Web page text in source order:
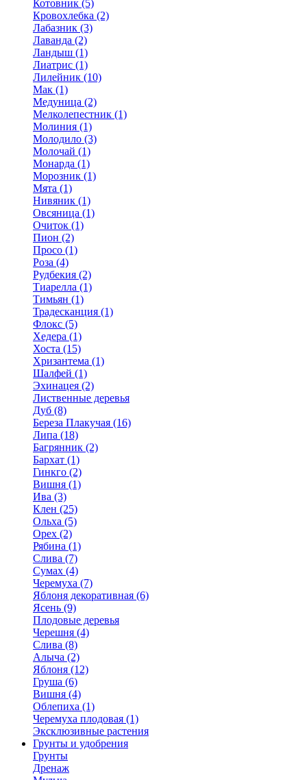
Котовник (5)
Кровохлебка (2)
Лабазник (3)
Лаванда (2)
Ландыш (1)
Лиатрис (1)
Лилейник (10)
Мак (1)
Медуница (2)
Мелколепестник (1)
Молиния (1)
Молодило (3)
Молочай (1)
Монарда (1)
Морозник (1)
Мята (1)
Нивяник (1)
Овсяница (1)
Очиток (1)
Пион (2)
Просо (1)
Роза (4)
Рудбекия (2)
Тиарелла (1)
Тимьян (1)
Традесканция (1)
Флокс (5)
Хедера (1)
Хоста (15)
Хризантема (1)
Шалфей (1)
Эхинацея (2)
Лиственные деревья
Дуб (8)
Береза Плакучая (16)
Липа (18)
Багрянник (2)
Бархат (1)
Гинкго (2)
Вишня (1)
Ива (3)
Клен (25)
Ольха (5)
Орех (2)
Рябина (1)
Слива (7)
Сумах (4)
Черемуха (7)
Яблоня декоративная (6)
Ясень (9)
Плодовые деревья
Черешня (4)
Слива (8)
Алыча (2)
Яблоня (12)
Груша (6)
Вишня (4)
Облепиха (1)
Черемуха плодовая (1)
Эксклюзивные растения
Грунты и удобрения
Грунты
Дренаж